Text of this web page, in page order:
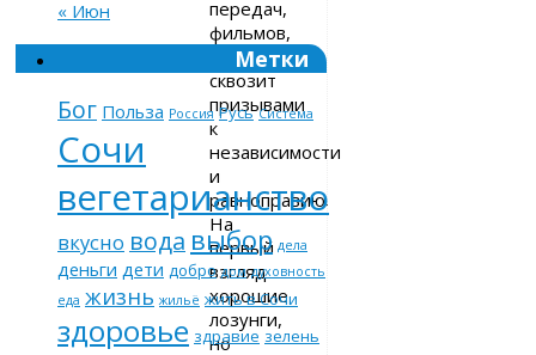
передач,
фильмов,
книг
сквозит
призывами
к
независимости
и
равноправию.
На
первый
взгляд
хорошие
лозунги,
но
« Июн
Метки
Бог Польза Россия Русь Система
Сочи
вегетарианство
вкусно вода выбор дела
деньги дети добро дом духовность
еда жизнь жильё жить в Сочи
здоровье здравие зелень